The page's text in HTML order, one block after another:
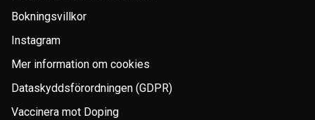
Bokningsvillkor
Instagram
Mer information om cookies
Dataskyddsförordningen (GDPR)
Vaccinera mot Doping